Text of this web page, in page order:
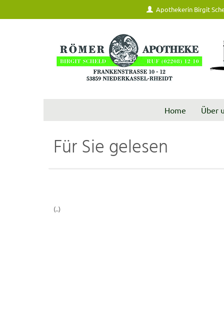
Apothekerin Birgit
Home Über
Für Sie gelesen
(..)